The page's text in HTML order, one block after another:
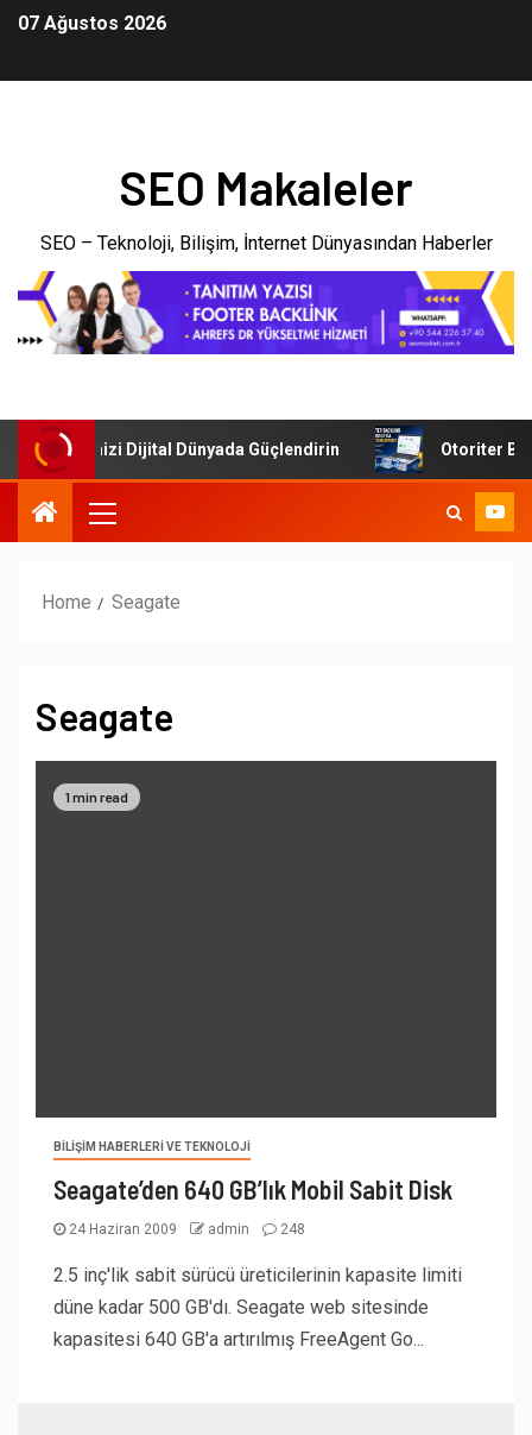
07 Ağustos 2026
SEO Makaleler
SEO – Teknoloji, Bilişim, İnternet Dünyasından Haberler
İşletmenizi Dijital Dünyada Güçlendirin Otoriter
Home Seagate
Seagate
1 min read
BILIŞIM HABERLERI VE TEKNOLOJI
Seagate’den 640 GB’lık Mobil Sabit Disk
24 Haziran 2009 admin 248
2.5 inç'lik sabit sürücü üreticilerinin kapasite limiti
düne kadar 500 GB'dı. Seagate web sitesinde
kapasitesi 640 GB'a artırılmış FreeAgent Go...